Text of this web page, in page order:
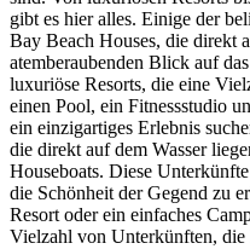
gibt es hier alles. Einige der
Bay Beach Houses, die direkt
atemberaubenden Blick auf
luxuriöse Resorts, die eine
einen Pool, ein Fitnessstudio
ein einzigartiges Erlebnis
die direkt auf dem Wasser
Houseboats. Diese
die Schönheit der Gegend zu
Resort oder ein einfaches
Vielzahl von Unterkünften, die